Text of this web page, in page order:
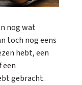
nog wat
toch nog eens
hebt, een
een
gebracht.